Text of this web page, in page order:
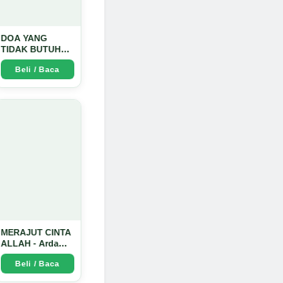
DOA YANG
TIDAK BUTUH
SINYAL: Kisah
Tiga Jiwa yang
Tersesat di Era AI
Beli / Baca
MERAJUT CINTA
ALLAH - Arda
Dinata
Beli / Baca